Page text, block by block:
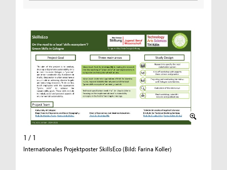
1 / 1
Internationales Projektposter SkillsEco (Bild: Farina Koller)